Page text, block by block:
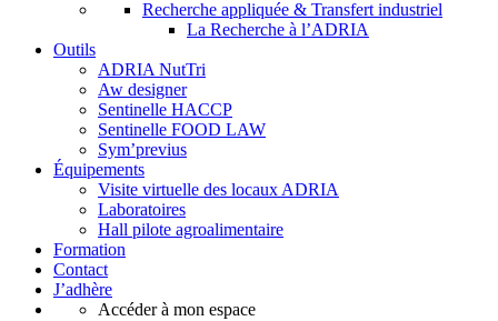
Recherche appliquée & Transfert industriel
La Recherche à l’ADRIA
Outils
ADRIA NutTri
Aw designer
Sentinelle HACCP
Sentinelle FOOD LAW
Sym’previus
Équipements
Visite virtuelle des locaux ADRIA
Laboratoires
Hall pilote agroalimentaire
Formation
Contact
J’adhère
Accéder à mon espace